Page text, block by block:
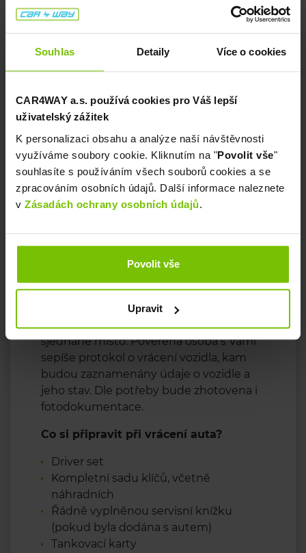
Souhlas Detaily Více o cookies
CAR4WAY a.s. používá cookies pro Váš lepší
uživatelský zážitek
K personalizaci obsahu a analýze naší návštěvnosti
využíváme soubory cookie. Kliknutím na "Povolit vše"
souhlasíte s používáním všech souborů cookies a se
zpracováním osobních údajů. Další informace naleznete
v Zásadách ochrany osobních údajů.
Povolit vše
Upravit
Kam mám auto po skončení smlouvy
Auto se vrací na místo, které bylo
dohodnuto při převzetí auta. Nejčastěji
některá z poboček Louda auto. O
blížícím se termínu konce Vaší
leasingové smlouvy Vás budeme včas
informovat.
Jak probíhá vrácení auta?
S blížícím se termínem skončení
vrácení auta s pověřenou osobou z
CAR4WAY. Sjednejte si tuto schůzku s
mohli zaručit, že se Vám pověřená osoba
bude moct věnovat v daném termínu.
Ve sjednaný čas přistavte vozidlo na
sjednané místo. Pověřená osoba s Vámi
sepíše protokol o vrácení vozidla, kam
budou zaznamenány údaje o vozidle a
jeho stav. Dle potřeby bude zhotovena i
fotodokumentace.
Co si připravit při vrácení auta?
Driver set
Kompletní sadu klíčů, včetně
náhradních
Řádně vyplněnou servisní knížku
(pokud byla dodána s autem)
Tankovací karty